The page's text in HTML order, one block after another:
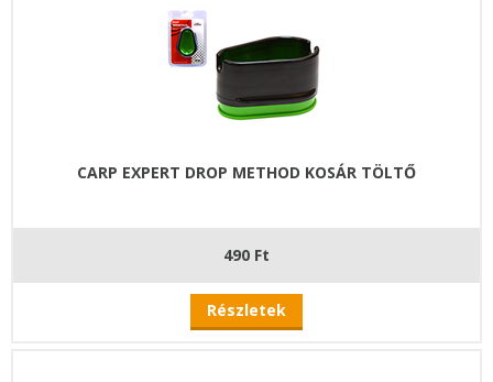
CARP EXPERT DROP METHOD KOSÁR TÖLTŐ
490 Ft
Részletek